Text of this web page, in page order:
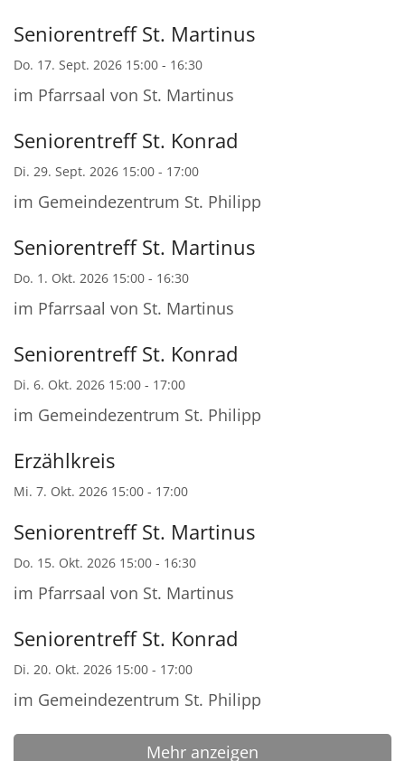
Seniorentreff St. Martinus
Do. 17. Sept. 2026 15:00 - 16:30
im Pfarrsaal von St. Martinus
Seniorentreff St. Konrad
Di. 29. Sept. 2026 15:00 - 17:00
im Gemeindezentrum St. Philipp
Seniorentreff St. Martinus
Do. 1. Okt. 2026 15:00 - 16:30
im Pfarrsaal von St. Martinus
Seniorentreff St. Konrad
Di. 6. Okt. 2026 15:00 - 17:00
im Gemeindezentrum St. Philipp
Erzählkreis
Mi. 7. Okt. 2026 15:00 - 17:00
Seniorentreff St. Martinus
Do. 15. Okt. 2026 15:00 - 16:30
im Pfarrsaal von St. Martinus
Seniorentreff St. Konrad
Di. 20. Okt. 2026 15:00 - 17:00
im Gemeindezentrum St. Philipp
Mehr anzeigen